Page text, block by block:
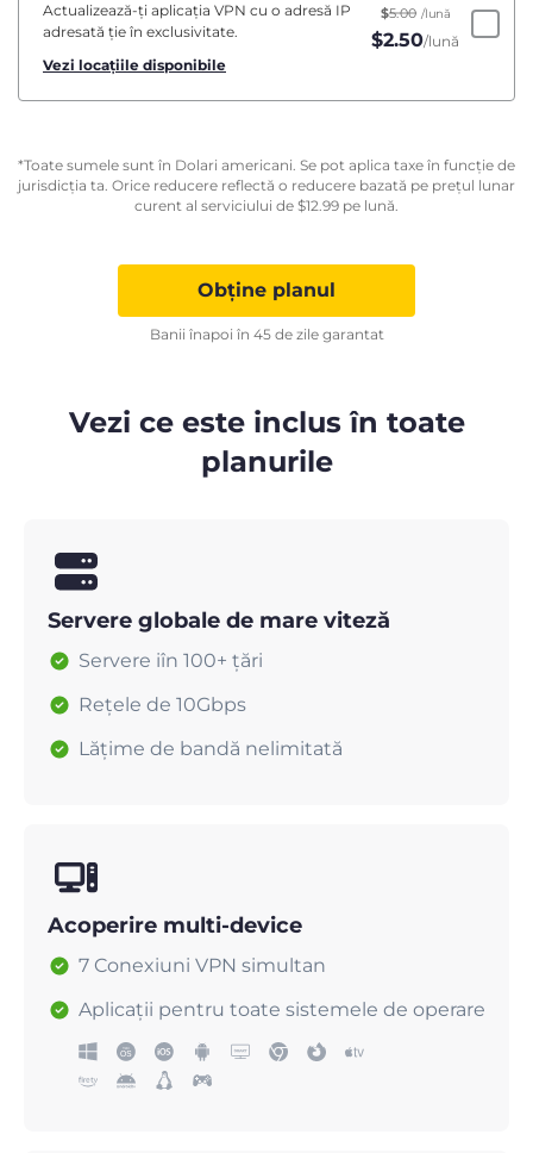
Actualizează-ți aplicația VPN cu o adresă IP
adresată ție în exclusivitate.
Vezi locațiile disponibile
$5.00 /lună
$2.50/lună
*Toate sumele sunt în Dolari americani. Se pot aplica taxe în funcție de
jurisdicția ta. Orice reducere reflectă o reducere bazată pe prețul lunar
curent al serviciului de $12.99 pe lună.
Obține planul
Banii înapoi în 45 de zile garantat
Vezi ce este inclus în toate
planurile
Servere globale de mare viteză
Servere iîn 100+ țări
Rețele de 10Gbps
Lățime de bandă nelimitată
Acoperire multi-device
7 Conexiuni VPN simultan
Aplicații pentru toate sistemele de operare